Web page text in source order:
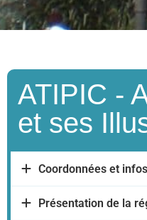
ATIPIC -
et ses
Coordonnées et
Présentation de la